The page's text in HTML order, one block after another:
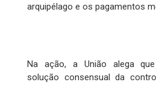
arquipélago e os pagamentos
Na ação, a União alega
solução consensual da